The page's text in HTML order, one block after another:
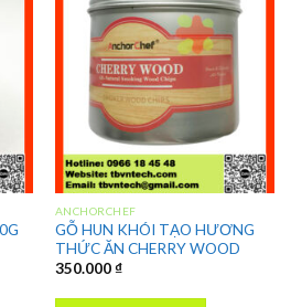
to
wishlist
ANCHORCHEF
GỖ HUN KHÓI TẠO HƯƠNG
THỨC ĂN CHERRY WOOD
350.000₫